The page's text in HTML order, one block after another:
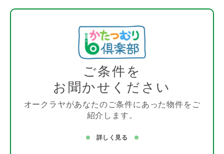
ご条件を
お聞かせください
オークラヤがあなたのご条件にあった物件をご
紹介します。
詳しく見る